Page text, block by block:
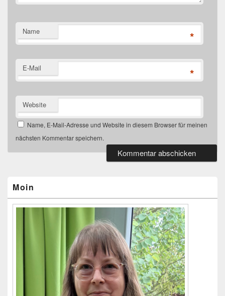
Name *
E-Mail *
Website
Name, E-Mail-Adresse und Website in diesem Browser für meinen
nächsten Kommentar speichern.
Widgetbereich
Moin